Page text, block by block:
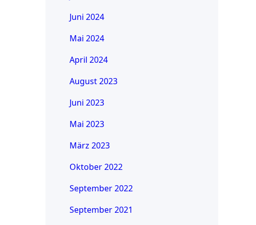
Juni 2024
Mai 2024
April 2024
August 2023
Juni 2023
Mai 2023
März 2023
Oktober 2022
September 2022
September 2021